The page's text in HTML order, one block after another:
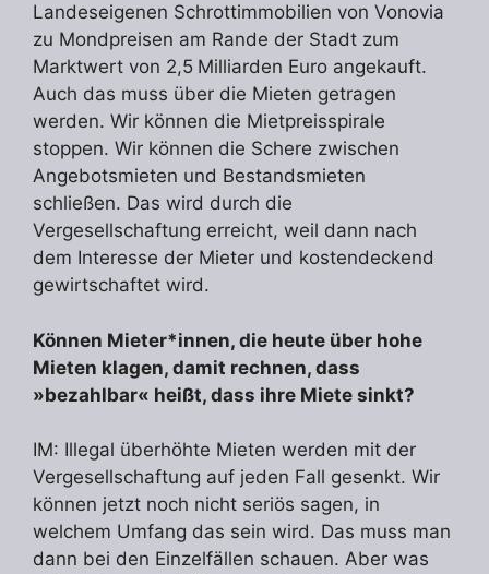
Landeseigenen Schrottimmobilien von Vonovia
zu Mondpreisen am Rande der Stadt zum
Marktwert von 2,5 Milliarden Euro angekauft.
Auch das muss über die Mieten getragen
werden. Wir können die Mietpreisspirale
stoppen. Wir können die Schere zwischen
Angebotsmieten und Bestandsmieten
schließen. Das wird durch die
Vergesellschaftung erreicht, weil dann nach
dem Interesse der Mieter und kostendeckend
gewirtschaftet wird.
Können Mieter*innen, die heute über hohe
Mieten klagen, damit rechnen, dass
»bezahlbar« heißt, dass ihre Miete sinkt?
IM: Illegal überhöhte Mieten werden mit der
Vergesellschaftung auf jeden Fall gesenkt. Wir
können jetzt noch nicht seriös sagen, in
welchem Umfang das sein wird. Das muss man
dann bei den Einzelfällen schauen. Aber was